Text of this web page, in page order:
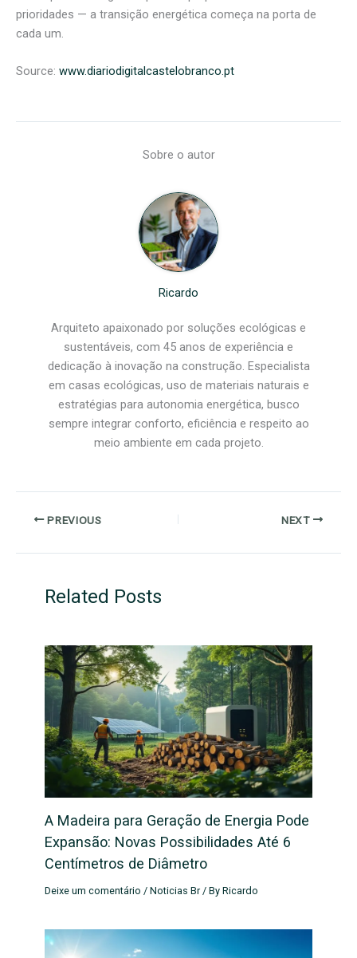
prioridades — a transição energética começa na porta de
cada um.
Source: www.diariodigitalcastelobranco.pt
Sobre o autor
Ricardo
Arquiteto apaixonado por soluções ecológicas e
sustentáveis, com 45 anos de experiência e
dedicação à inovação na construção. Especialista
em casas ecológicas, uso de materiais naturais e
estratégias para autonomia energética, busco
sempre integrar conforto, eficiência e respeito ao
meio ambiente em cada projeto.
PREVIOUS NEXT
Related Posts
A Madeira para Geração de Energia Pode
Expansão: Novas Possibilidades Até 6
Centímetros de Diâmetro
Deixe um comentário /Noticias Br/ ByRicardo